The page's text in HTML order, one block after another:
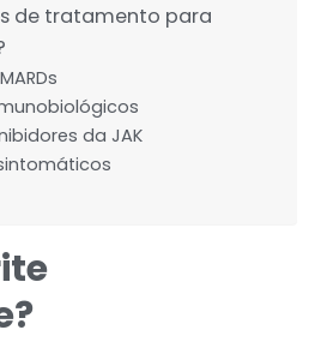
de tratamento para
da JAK